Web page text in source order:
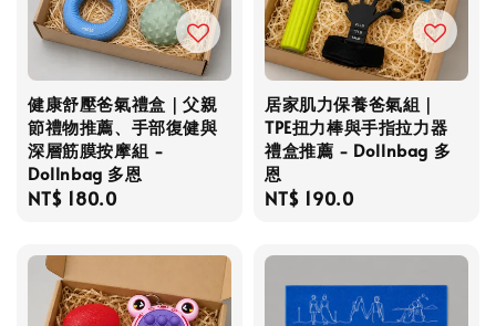
健康舒壓爸氣禮盒｜父親
節禮物推薦、手部復健與
深層筋膜按摩組 -
Dollnbag 多恩
Regular
NT$ 180.0
居家肌力保養爸氣組｜
TPE扭力棒與手指拉力器
禮盒推薦 - Dollnbag 多
恩
Regular
NT$ 190.0